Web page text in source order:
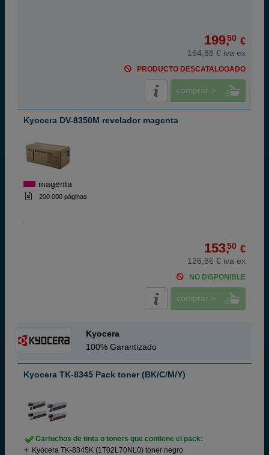
199,50 €
164,88 € iva ex
PRODUCTO DESCATALOGADO
comprar >
Kyocera DV-8350M revelador magenta
magenta
200.000 páginas
153,50 €
126,86 € iva ex
NO DISPONIBLE
comprar >
Kyocera
100% Garantizado
Kyocera TK-8345 Pack toner (BK/C/M/Y)
Cartuchos de tinta o toners que contiene el pack:
Kyocera TK-8345K (1T02L70NL0) toner negro